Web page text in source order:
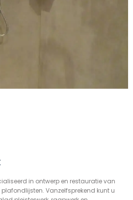
in ontwerp en restauratie van
Vanzelfsprekend kunt u